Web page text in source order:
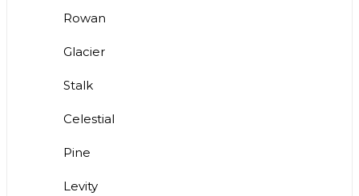
Rowan
Glacier
Stalk
Celestial
Pine
Levity